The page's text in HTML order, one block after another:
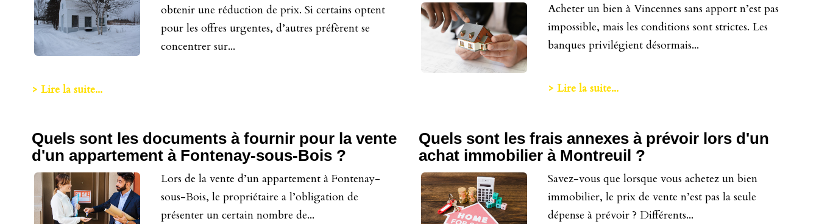
obtenir une réduction de prix. Si certains optent
pour les offres urgentes, d’autres préfèrent se
concentrer sur...
> Lire la suite...
Acheter un bien à Vincennes sans apport n’est pas
impossible, mais les conditions sont strictes. Les
banques privilégient désormais...
> Lire la suite...
Quels sont les documents à fournir pour la vente
d'un appartement à Fontenay-sous-Bois ?
Lors de la vente d’un appartement à Fontenay-
sous-Bois, le propriétaire a l’obligation de
présenter un certain nombre de...
Quels sont les frais annexes à prévoir lors d'un
achat immobilier à Montreuil ?
Savez-vous que lorsque vous achetez un bien
immobilier, le prix de vente n’est pas la seule
dépense à prévoir ? Différents...